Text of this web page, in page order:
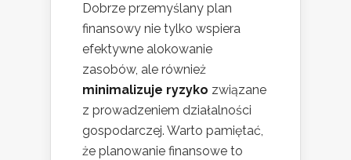
Dobrze przemyślany plan
finansowy nie tylko wspiera
efektywne alokowanie
zasobów, ale również
minimalizuje ryzyko związane
z prowadzeniem działalności
gospodarczej. Warto pamiętać,
że planowanie finansowe to